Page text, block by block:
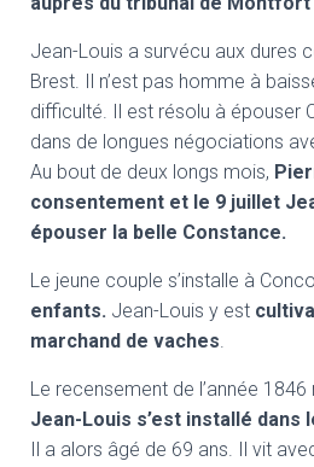
Jean-Louis a survécu aux dures
Brest. Il n’est pas homme à
difficulté. Il est résolu à épouser
dans de longues négociations
Au bout de deux longs mois,
consentement et le 9 juillet
épouser la belle Constance.
Le jeune couple s’installe à
enfants. Jean-Louis y est
marchand de vaches.
Le recensement de l’année
Jean-Louis s’est installé dans
Il a alors âgé de 69 ans. Il vit